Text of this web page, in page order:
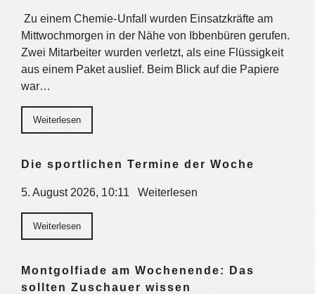
Zu einem Chemie-Unfall wurden Einsatzkräfte am
Mittwochmorgen in der Nähe von Ibbenbüren gerufen.
Zwei Mitarbeiter wurden verletzt, als eine Flüssigkeit
aus einem Paket auslief. Beim Blick auf die Papiere
war…
Weiterlesen
Die sportlichen Termine der Woche
5. August 2026, 10:11 Weiterlesen
Weiterlesen
Montgolfiade am Wochenende: Das
sollten Zuschauer wissen